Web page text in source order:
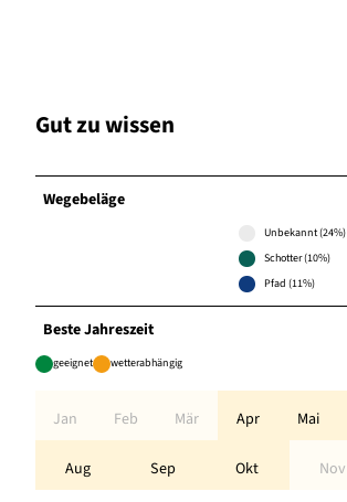
Gut zu wissen
Wegebeläge
Unbekannt (24%)
Schotter (10%)
Pfad (11%)
Beste Jahreszeit
geeignet wetterabhängig
Jan Feb Mär Apr Mai
Aug Sep Okt Nov